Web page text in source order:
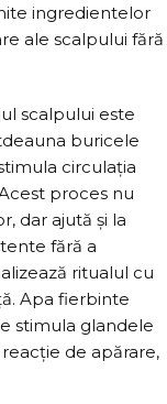
ingredientelor
ale scalpului fără
scalpului este
buricele
circulația
proces nu
dar ajută și la
fără a
ritualul cu
Apa fierbinte
stimula glandele
de apărare,